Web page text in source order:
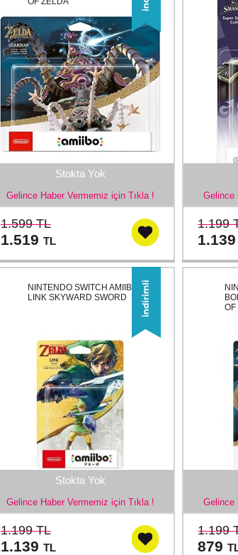
Stokta Yok
Gelince Haber Vermemiz için Tıkla !
1.599 TL
1.519 TL
Gelince
1.199
Stokta Yok
Gelince Haber Vermemiz için Tıkla !
NINTENDO SWITCH AMIIBO
LINK SKYWARD SWORD
1.199 TL
1.139 TL
Gelince
OF
1.199
879